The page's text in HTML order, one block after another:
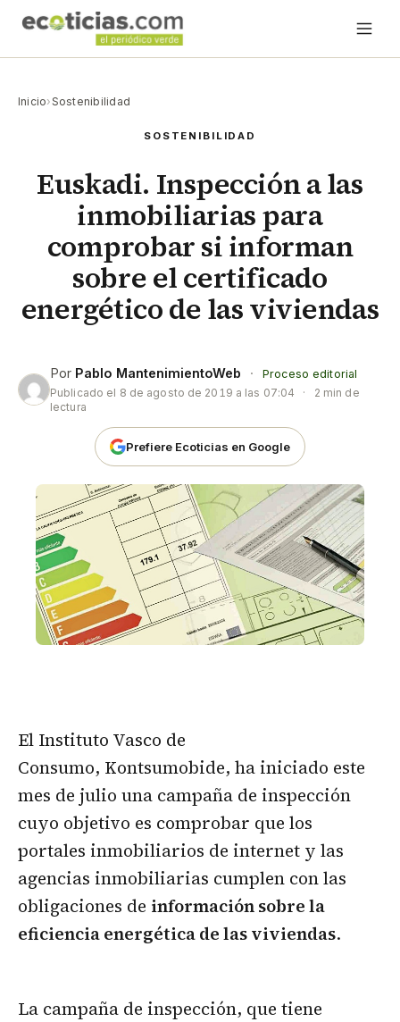
Inicio›Sostenibilidad
SOSTENIBILIDAD
Euskadi. Inspección a las
inmobiliarias para
comprobar si informan
sobre el certificado
energético de las viviendas
Por Pablo MantenimientoWeb ·
Proceso editorial
Publicado el 8 de agosto de 2019 a las 07:04 ·
2 min de
lectura
Prefiere Ecoticias en Google
El Instituto Vasco de
Consumo, Kontsumobide, ha iniciado este
mes de julio una campaña de inspección
cuyo objetivo es comprobar que los
portales inmobiliarios de internet y las
agencias inmobiliarias cumplen con las
obligaciones de información sobre la
eficiencia energética de las viviendas.
La campaña de inspección, que tiene